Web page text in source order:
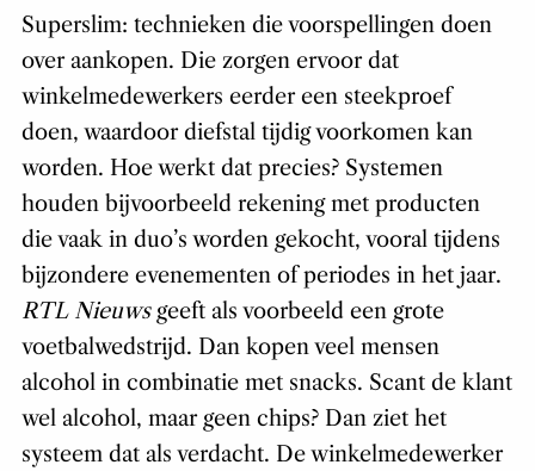
Superslim: technieken die voorspellingen doen
over aankopen. Die zorgen ervoor dat
winkelmedewerkers eerder een steekproef
doen, waardoor diefstal tijdig voorkomen kan
worden. Hoe werkt dat precies? Systemen
houden bijvoorbeeld rekening met producten
die vaak in duo’s worden gekocht, vooral tijdens
bijzondere evenementen of periodes in het jaar.
RTL Nieuwsgeeft als voorbeeld een grote
voetbalwedstrijd. Dan kopen veel mensen
alcohol in combinatie met snacks. Scant de klant
wel alcohol, maar geen chips? Dan ziet het
systeem dat als verdacht. De winkelmedewerker